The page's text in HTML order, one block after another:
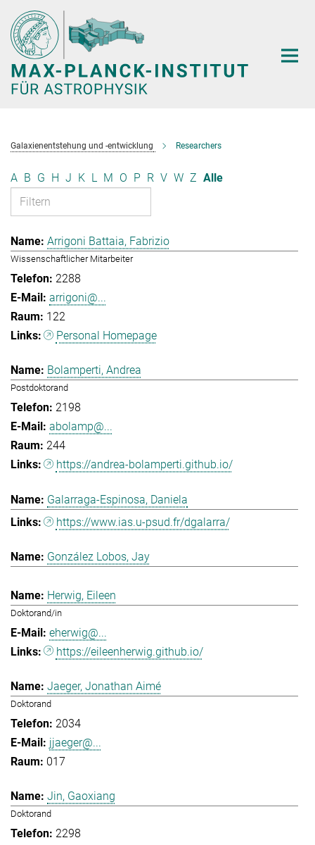
Hauptinhalt
Galaxienentstehung und -entwicklung Researchers
A B G H J K L M O P R V W Z Alle
Arrigoni Battaia, Fabrizio
Wissenschaftlicher Mitarbeiter
2288
arrigoni@...
122
Personal Homepage
Bolamperti, Andrea
Postdoktorand
2198
abolamp@...
244
https://andrea-bolamperti.github.io/
Galarraga-Espinosa, Daniela
https://www.ias.u-psud.fr/dgalarra/
González Lobos, Jay
Herwig, Eileen
Doktorand/in
eherwig@...
https://eileenherwig.github.io/
Jaeger, Jonathan Aimé
Doktorand
2034
jjaeger@...
017
Jin, Gaoxiang
Doktorand
2298